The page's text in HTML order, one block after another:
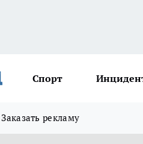
Спорт
Заказать рекламу